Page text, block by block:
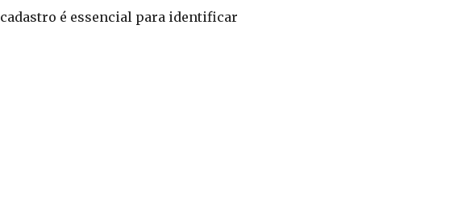
é essencial para identificar